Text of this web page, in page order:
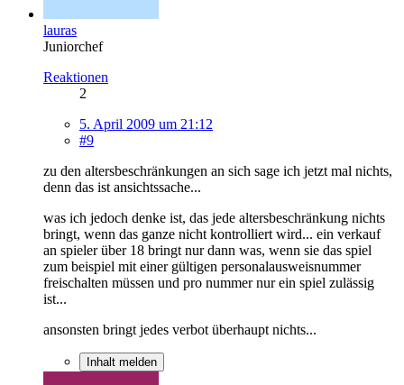
lauras
Juniorchef
Reaktionen
2
5. April 2009 um 21:12
#9
zu den altersbeschränkungen an sich sage ich jetzt mal nichts,
denn das ist ansichtssache...
was ich jedoch denke ist, das jede altersbeschränkung nichts
bringt, wenn das ganze nicht kontrolliert wird... ein verkauf
an spieler über 18 bringt nur dann was, wenn sie das spiel
zum beispiel mit einer gültigen personalausweisnummer
freischalten müssen und pro nummer nur ein spiel zulässig
ist...
ansonsten bringt jedes verbot überhaupt nichts...
Inhalt melden